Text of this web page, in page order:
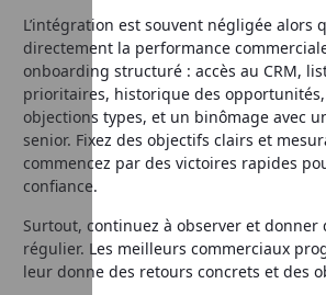
L’intégration est souvent négligée alors
directement la performance
onboarding structuré : accès au CRM,
prioritaires, historique des
objections types, et un binômage avec
senior. Fixez des objectifs clairs et
commencez par des victoires rapides
confiance.
Surtout, continuez à observer et donner
régulier. Les meilleurs commerciaux
leur donne des retours concrets et des